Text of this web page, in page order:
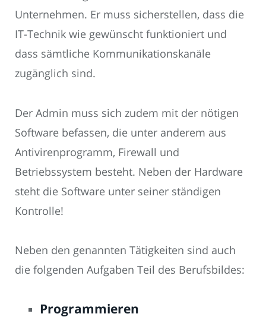
Unternehmen. Er muss sicherstellen, dass die
IT-Technik wie gewünscht funktioniert und
dass sämtliche Kommunikationskanäle
zugänglich sind.
Der Admin muss sich zudem mit der nötigen
Software befassen, die unter anderem aus
Antivirenprogramm, Firewall und
Betriebssystem besteht. Neben der Hardware
steht die Software unter seiner ständigen
Kontrolle!
Neben den genannten Tätigkeiten sind auch
die folgenden Aufgaben Teil des Berufsbildes:
Programmieren